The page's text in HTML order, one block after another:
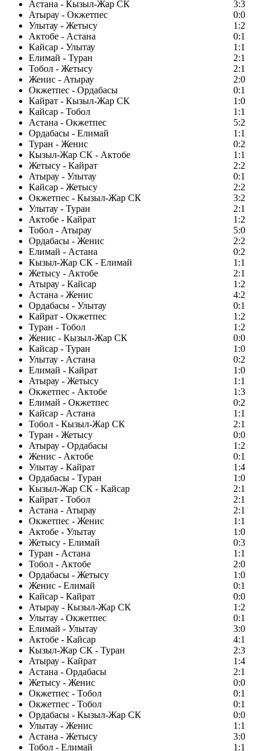
Астана - Кызыл-Жар СК
3:3
Атырау - Окжетпес
0:0
Улытау - Жетысу
1:2
Актобе - Астана
0:1
Кайсар - Улытау
1:1
Елимай - Туран
2:1
Тобол - Жетысу
2:1
Женис - Атырау
2:0
Окжетпес - Ордабасы
0:1
Кайрат - Кызыл-Жар СК
1:0
Кайсар - Тобол
1:1
Астана - Окжетпес
5:2
Ордабасы - Елимай
1:1
Туран - Женис
0:2
Кызыл-Жар СК - Актобе
1:1
Жетысу - Кайрат
2:2
Атырау - Улытау
0:1
Кайсар - Жетысу
2:2
Окжетпес - Кызыл-Жар СК
3:2
Улытау - Туран
2:1
Актобе - Кайрат
1:2
Тобол - Атырау
5:0
Ордабасы - Женис
2:2
Елимай - Астана
0:2
Кызыл-Жар СК - Елимай
1:1
Жетысу - Актобе
2:1
Атырау - Кайсар
1:2
Астана - Женис
4:2
Ордабасы - Улытау
0:1
Кайрат - Окжетпес
1:2
Туран - Тобол
1:2
Женис - Кызыл-Жар СК
0:0
Кайсар - Туран
1:0
Улытау - Астана
0:2
Елимай - Кайрат
1:0
Атырау - Жетысу
1:1
Окжетпес - Актобе
1:3
Елимай - Окжетпес
0:2
Кайсар - Астана
1:1
Тобол - Кызыл-Жар СК
2:1
Туран - Жетысу
0:0
Атырау - Ордабасы
1:2
Женис - Актобе
0:1
Улытау - Кайрат
1:4
Ордабасы - Туран
1:0
Кызыл-Жар СК - Кайсар
2:1
Кайрат - Тобол
2:1
Астана - Атырау
2:1
Окжетпес - Женис
1:1
Актобе - Улытау
1:0
Жетысу - Елимай
0:3
Туран - Астана
1:1
Тобол - Актобе
2:0
Ордабасы - Жетысу
1:0
Женис - Елимай
0:1
Кайсар - Кайрат
0:0
Атырау - Кызыл-Жар СК
1:2
Улытау - Окжетпес
0:1
Елимай - Улытау
3:0
Актобе - Кайсар
4:1
Кызыл-Жар СК - Туран
2:3
Атырау - Кайрат
1:4
Астана - Ордабасы
2:1
Жетысу - Женис
0:0
Окжетпес - Тобол
0:1
Окжетпес - Тобол
0:1
Ордабасы - Кызыл-Жар СК
0:0
Улытау - Женис
1:1
Астана - Жетысу
3:0
Тобол - Елимай
1:1